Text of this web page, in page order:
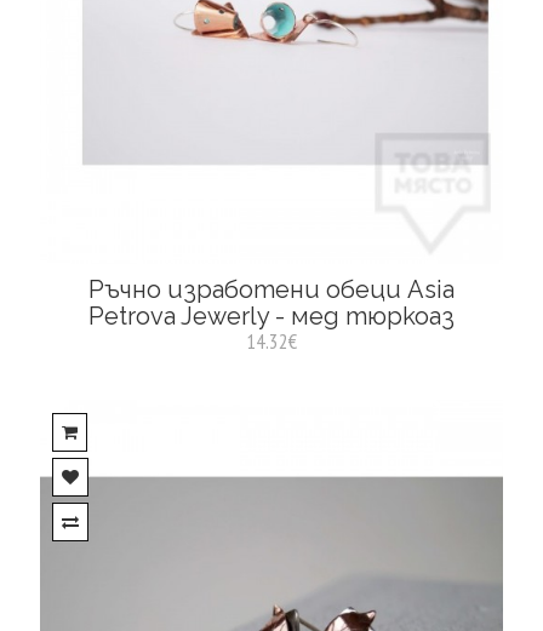
Ръчно изработени обеци Asia
Petrova Jewerly - мед тюркоаз
14.32€